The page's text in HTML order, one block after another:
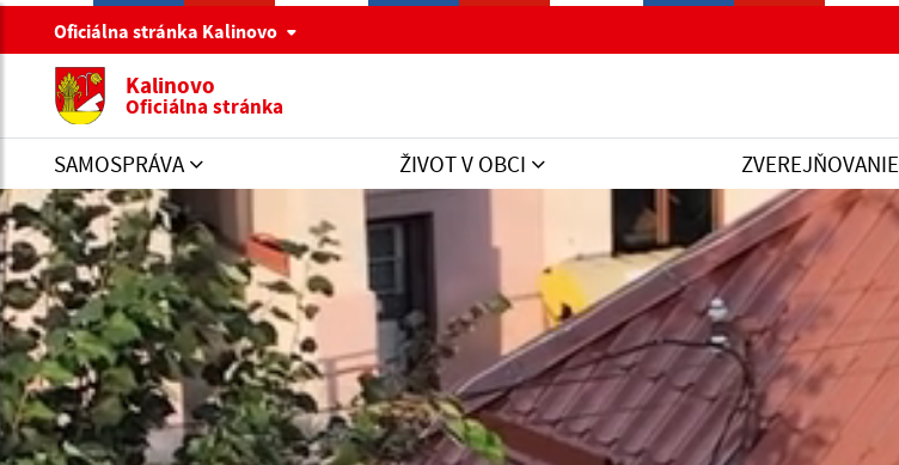
Oficiálna stránka Kalinovo
Kalinovo
Oficiálna stránka
SAMOSPRÁVA ŽIVOT V OBCI ZVEREJŇOVANIE